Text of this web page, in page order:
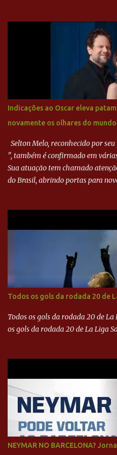
Paraná ampliou a vantagem aos
desviou cruzamento de cabeça e,
direito de Harlei. O goleiro
bola, mas não o suficiente para
Goiás era nulo, tanto que o
minutos, Jefferson cabeceou e
minutos depois, Wellington
goleiro rival, que novamente
outra boa chance, mas parou no
Indicações ao Oscar eleva
novamente os olhares do mundo
Selton Melo, reconhecido por
", também é confirmado em
Sua atuação tem chamado
do Brasil, abrindo portas para
Todos os gols da rodada 20 de
Todos os gols da rodada 20 de
os gols da rodada 20 de La Liga
NEYMAR NO BARCELONA?